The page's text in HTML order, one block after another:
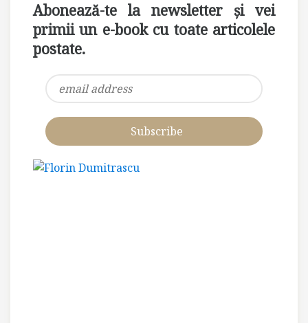
Abonează-te la newsletter și vei
primii un e-book cu toate articolele
postate.